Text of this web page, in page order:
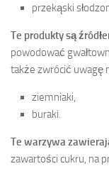
przekąski
Te produkty są
powodować
także zwrócić uwagę
ziemniaki,
buraki.
Te warzywa
zawartości cukru, na